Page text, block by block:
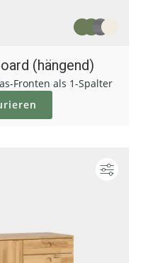
(hängend)
Fronten als 1-Spalter